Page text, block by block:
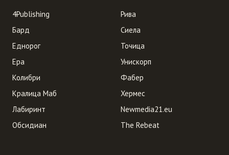
4Publishing
Бард
Еднорог
Ера
Колибри
Кралица Маб
Лабиринт
Обсидиан
Рива
Сиела
Точица
Унискорп
Фабер
Хермес
Newmedia21.eu
The Rebeat